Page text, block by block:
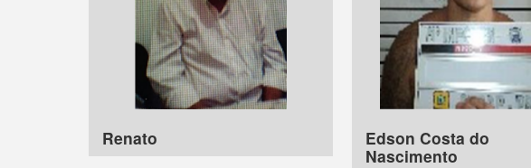
Renato
Edson Costa do
Nascimento